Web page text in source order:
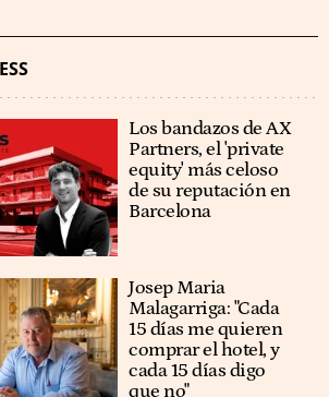
Los bandazos de AX
Partners, el 'private
equity' más celoso
de su reputación en
Barcelona
​​Josep Maria
Malagarriga: "Cada
15 días me quieren
comprar el hotel, y
cada 15 días digo
que no"